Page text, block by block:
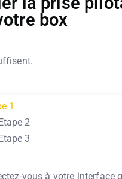
box
1
2
3
vous à votre interface